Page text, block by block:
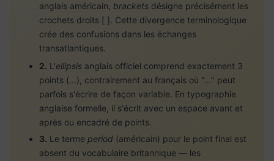
anglais américain, brackets désigne précisément les
crochets droits [ ]. Cette divergence terminologique
crée des confusions dans les échanges
transatlantiques.
2. L'ellipsis anglais officiel comprend exactement 3
points (...), contrairement au français où "..." peut
parfois s'écrire de façon variable. En typographie
anglaise formelle, il s'écrit avec un espace avant et
après ou encadré de points.
3. Le terme period (américain) pour le point final est
absent du vocabulaire britannique — les